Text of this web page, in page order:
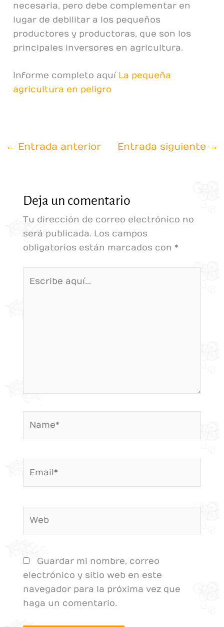
necesaria, pero debe complementar en
lugar de debilitar a los pequeños
productores y productoras, que son los
principales inversores en agricultura.
Informe completo aquí La pequeña
agricultura en peligro
← Entrada anterior Entrada siguiente →
Deja un comentario
Tu dirección de correo electrónico no
será publicada. Los campos
obligatorios están marcados con *
Guardar mi nombre, correo
electrónico y sitio web en este
navegador para la próxima vez que
haga un comentario.